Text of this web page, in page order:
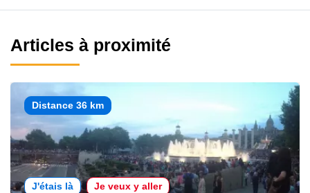
Articles à proximité
Distance 36 km
J'étais là Je veux y aller